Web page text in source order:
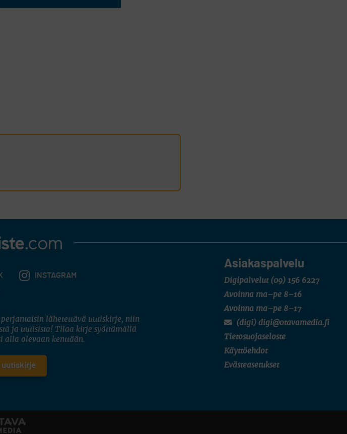
Asiakaspalvelu
Digipalvelut (09) 156 6227
Avoinna ma–pe 8–16
Avoinna ma–pe 8–17
(digi) digi@otavamedia.fi
Tietosuojaseloste
Käyttöehdot
Evästeasetukset
INSTAGRAM
lähetettävä uutiskirje, niin
ja uutisista! Tilaa kirje syöttämällä
alla olevaan kenttään.
uutiskirje